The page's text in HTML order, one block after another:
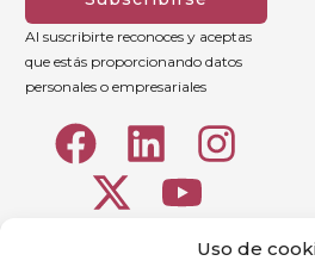
Uso de
Al suscribirte reconoces y aceptas
que estás proporcionando datos
personales o empresariales